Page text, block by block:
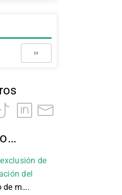
Ir
de
del
de m….